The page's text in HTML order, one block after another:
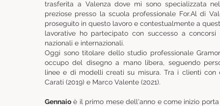
trasferita a Valenza dove mi sono specializzata
preziose presso la scuola professionale For.Al di
proseguito in questo lavoro e contestualmente a
lavorative ho partecipato con successo a
nazionali e internazionali.
Oggi sono titolare dello studio professionale
occupo del disegno a mano libera, seguendo
linee e di modelli creati su misura. Tra i clienti con
Carati (2019) e Marco Valente (2021).
Gennaio è il primo mese dell'anno e come inizio